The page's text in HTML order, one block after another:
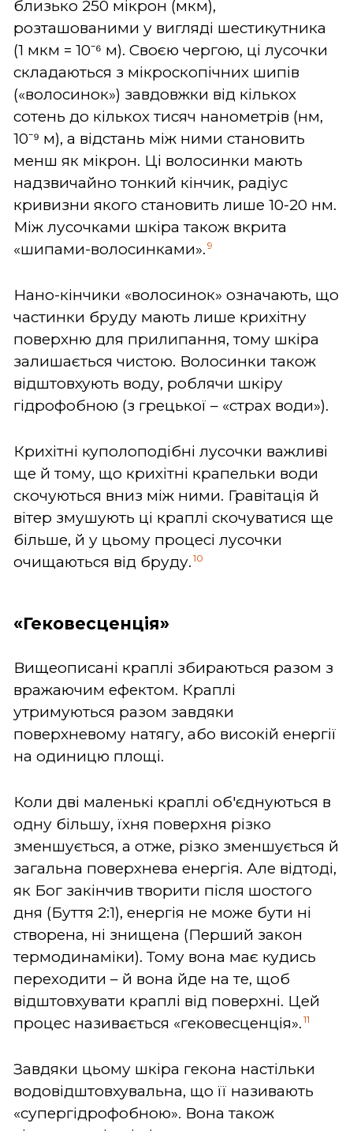
близько 250 мікрон (мкм),
розташованими у вигляді шестикутника
(1 мкм = 10⁻⁶ м). Своєю чергою, ці лусочки
складаються з мікроскопічних шипів
(«волосинок») завдовжки від кількох
сотень до кількох тисяч нанометрів (нм,
10⁻⁹ м), а відстань між ними становить
менш як мікрон. Ці волосинки мають
надзвичайно тонкий кінчик, радіус
кривизни якого становить лише 10-20 нм.
Між лусочками шкіра також вкрита
«шипами-волосинками». 9
Нано-кінчики «волосинок» означають, що
частинки бруду мають лише крихітну
поверхню для прилипання, тому шкіра
залишається чистою. Волосинки також
відштовхують воду, роблячи шкіру
гідрофобною (з грецької – «страх води»).
Крихітні куполоподібні лусочки важливі
ще й тому, що крихітні крапельки води
скочуються вниз між ними. Гравітація й
вітер змушують ці краплі скочуватися ще
більше, й у цьому процесі лусочки
очищаються від бруду. 10
«Гековесценція»
Вищеописані краплі збираються разом з
вражаючим ефектом. Краплі
утримуються разом завдяки
поверхневому натягу, або високій енергії
на одиницю площі.
Коли дві маленькі краплі об'єднуються в
одну більшу, їхня поверхня різко
зменшується, а отже, різко зменшується й
загальна поверхнева енергія. Але відтоді,
як Бог закінчив творити після шостого
дня (Буття 2:1), енергія не може бути ні
створена, ні знищена (Перший закон
термодинаміки). Тому вона має кудись
переходити – й вона йде на те, щоб
відштовхувати краплі від поверхні. Цей
процес називається «гековесценція». 11
Завдяки цьому шкіра гекона настільки
водовідштовхувальна, що її називають
«супергідрофобною». Вона також